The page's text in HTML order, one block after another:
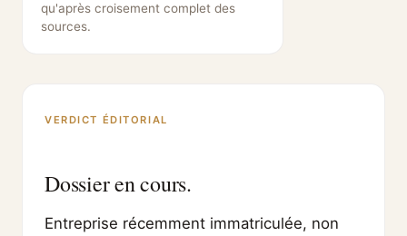
qu'après croisement complet des
sources.
VERDICT ÉDITORIAL
Dossier en cours.
Entreprise récemment immatriculée, non